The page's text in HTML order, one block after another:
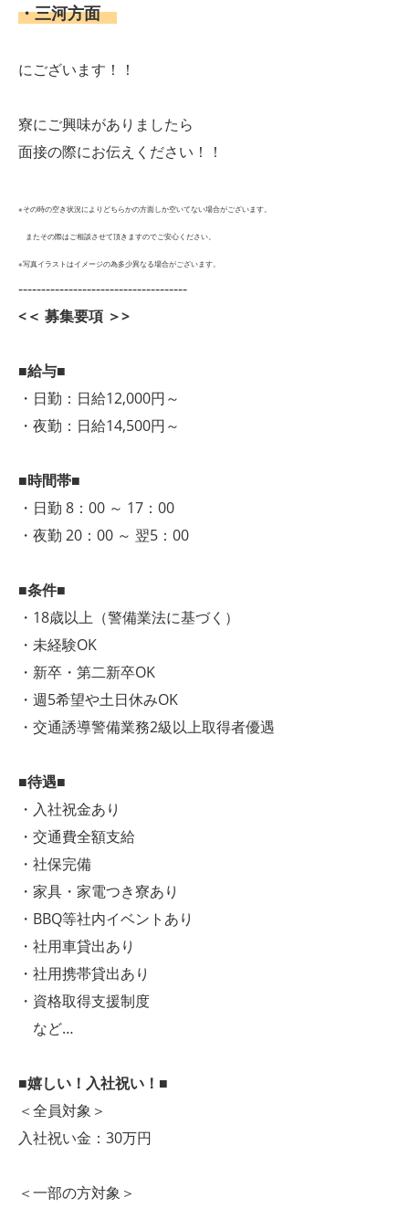
・三河方面
にございます！！
寮にご興味がありましたら
面接の際にお伝えください！！
※その時の空き状況によりどちらかの方面しか空いてない場合がございます。
またその際はご相談させて頂きますのでご安心ください。
※写真イラストはイメージの為多少異なる場合がございます。
-------------------------------------
<＜ 募集要項 ＞>
■給与■
・日勤：日給12,000円～
・夜勤：日給14,500円～
■時間帯■
・日勤 8：00 ～ 17：00
・夜勤 20：00 ～ 翌5：00
■条件■
・18歳以上（警備業法に基づく）
・未経験OK
・新卒・第二新卒OK
・週5希望や土日休みOK
・交通誘導警備業務2級以上取得者優遇
■待遇■
・入社祝金あり
・交通費全額支給
・社保完備
・家具・家電つき寮あり
・BBQ等社内イベントあり
・社用車貸出あり
・社用携帯貸出あり
・資格取得支援制度
など…
■嬉しい！入社祝い！■
＜全員対象＞
入社祝い金：30万円
＜一部の方対象＞